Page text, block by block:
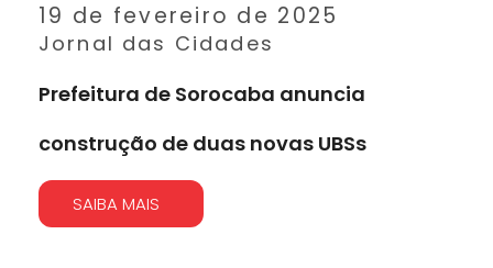
19 de fevereiro de 2025
Jornal das Cidades
Prefeitura de Sorocaba anuncia
construção de duas novas UBSs
SAIBA MAIS